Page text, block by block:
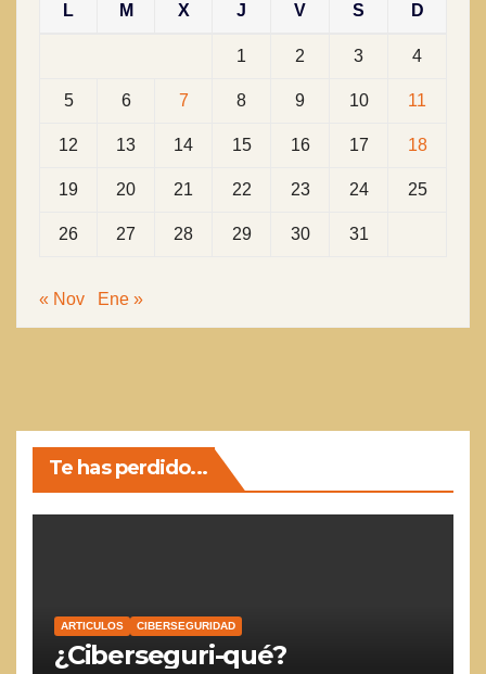
L M X J V S D
1 2 3 4
5 6 7 8 9 10 11
12 13 14 15 16 17 18
19 20 21 22 23 24 25
26 27 28 29 30 31
« Nov Ene »
Te has perdido...
ARTICULOS CIBERSEGURIDAD
¿Ciberseguri-qué?